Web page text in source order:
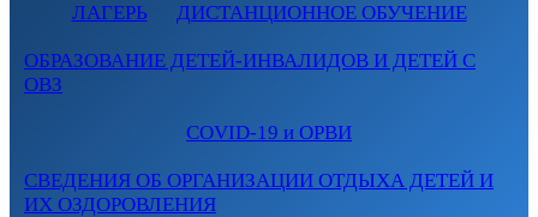
ЛАГЕРЬ ДИСТАНЦИОННОЕ ОБУЧЕНИЕ
ОБРАЗОВАНИЕ ДЕТЕЙ-ИНВАЛИДОВ И ДЕТЕЙ С
ОВЗ
COVID-19 и ОРВИ
СВЕДЕНИЯ ОБ ОРГАНИЗАЦИИ ОТДЫХА ДЕТЕЙ И
ИХ ОЗДОРОВЛЕНИЯ